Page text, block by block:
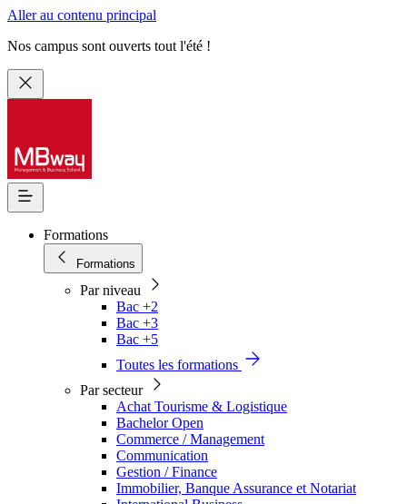
Aller au contenu principal
Nos campus sont ouverts tout l'été !
Formations
Formations
Par niveau
Bac +2
Bac +3
Bac +5
Toutes les formations
Par secteur
Achat Tourisme & Logistique
Bachelor Open
Commerce / Management
Communication
Gestion / Finance
Immobilier, Banque Assurance et Notariat